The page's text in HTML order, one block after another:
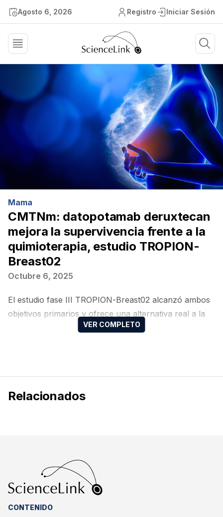
Agosto 6, 2026 Registro Iniciar Sesión
Mama
CMTNm: datopotamab deruxtecan
mejora la supervivencia frente a la
quimioterapia, estudio TROPION-
Breast02
Octubre 6, 2025
El estudio fase III TROPION-Breast02 alcanzó ambos
objetivos primarios y ofrece una alternativa real a la
quimioterapia en pacientes sin opción a inmunoterapia
Relacionados
CONTENIDO